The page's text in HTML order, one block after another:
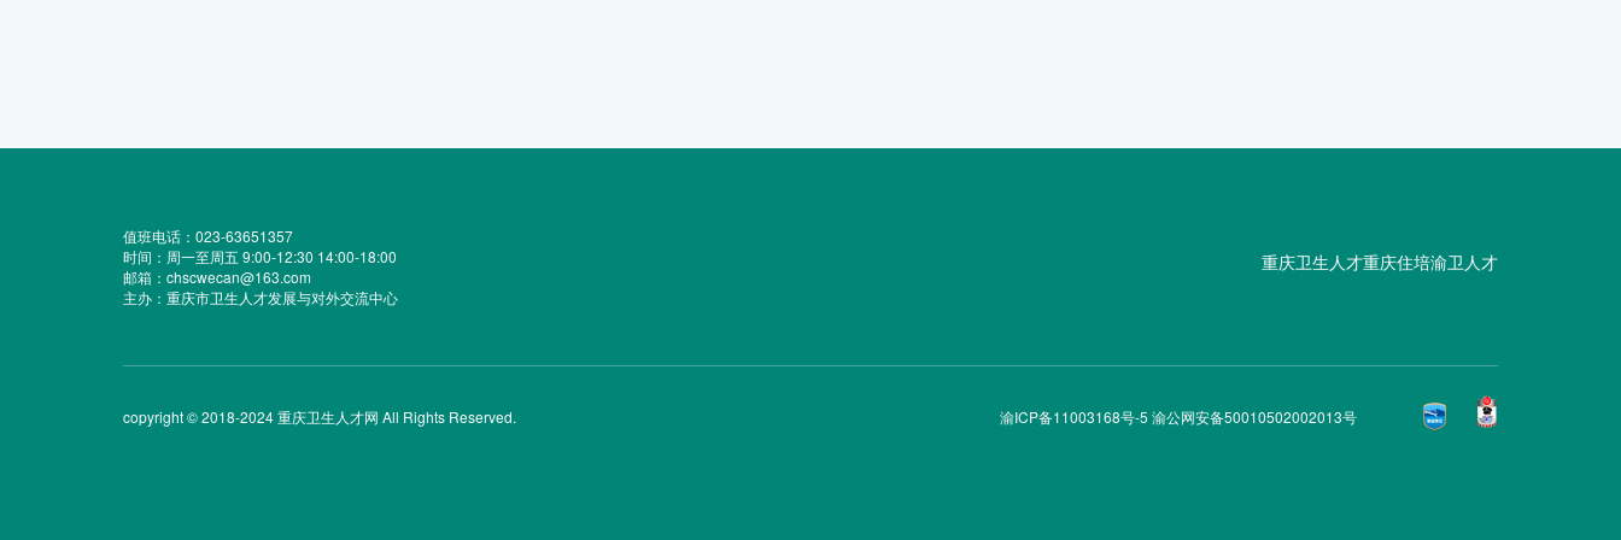
值班电话：023-63651357
时间：周一至周五 9:00-12:30 14:00-18:00
邮箱：chscwecan@163.com
主办：重庆市卫生人才发展与对外交流中心
重庆卫生人才重庆住培渝卫人才
copyright © 2018-2024 重庆卫生人才网 All Rights Reserved. 渝ICP备11003168号-5 渝公网安备50010502002013号